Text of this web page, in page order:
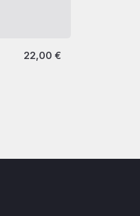
22,00 €